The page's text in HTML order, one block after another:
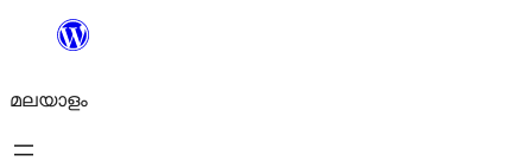
ഉള്ളടക്കത്തിലേക്ക്
മലയാളം